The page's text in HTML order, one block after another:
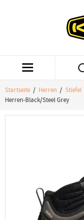
Startseite / Herren / Stiefel
Herren-Black/Steel Grey